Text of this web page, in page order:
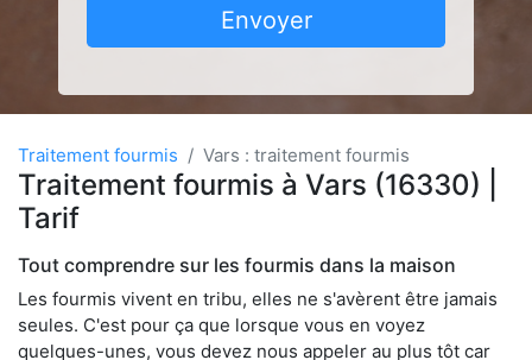
Envoyer
Traitement fourmis Vars : traitement fourmis
Traitement fourmis à Vars (16330) |
Tarif
Tout comprendre sur les fourmis dans la maison
Les fourmis vivent en tribu, elles ne s'avèrent être jamais
seules. C'est pour ça que lorsque vous en voyez
quelques-unes, vous devez nous appeler au plus tôt car